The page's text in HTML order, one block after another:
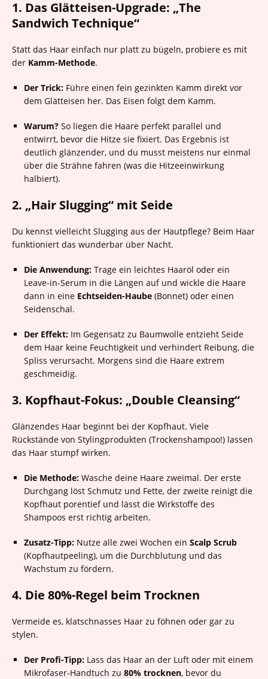
1. Das Glätteisen-Upgrade: „The
Sandwich Technique“
Statt das Haar einfach nur platt zu bügeln, probiere es mit
der Kamm-Methode.
Der Trick: Führe einen fein gezinkten Kamm direkt vor
dem Glätteisen her. Das Eisen folgt dem Kamm.
Warum? So liegen die Haare perfekt parallel und
entwirrt, bevor die Hitze sie fixiert. Das Ergebnis ist
deutlich glänzender, und du musst meistens nur einmal
über die Strähne fahren (was die Hitzeeinwirkung
halbiert).
2. „Hair Slugging“ mit Seide
Du kennst vielleicht Slugging aus der Hautpflege? Beim Haar
funktioniert das wunderbar über Nacht.
Die Anwendung: Trage ein leichtes Haaröl oder ein
Leave-in-Serum in die Längen auf und wickle die Haare
dann in eine Echtseiden-Haube (Bonnet) oder einen
Seidenschal.
Der Effekt: Im Gegensatz zu Baumwolle entzieht Seide
dem Haar keine Feuchtigkeit und verhindert Reibung, die
Spliss verursacht. Morgens sind die Haare extrem
geschmeidig.
3. Kopfhaut-Fokus: „Double Cleansing“
Glänzendes Haar beginnt bei der Kopfhaut. Viele
Rückstände von Stylingprodukten (Trockenshampoo!) lassen
das Haar stumpf wirken.
Die Methode: Wasche deine Haare zweimal. Der erste
Durchgang löst Schmutz und Fette, der zweite reinigt die
Kopfhaut porentief und lässt die Wirkstoffe des
Shampoos erst richtig arbeiten.
Zusatz-Tipp: Nutze alle zwei Wochen ein Scalp Scrub
(Kopfhautpeeling), um die Durchblutung und das
Wachstum zu fördern.
4. Die 80%-Regel beim Trocknen
Vermeide es, klatschnasses Haar zu föhnen oder gar zu
stylen.
Der Profi-Tipp: Lass das Haar an der Luft oder mit einem
Mikrofaser-Handtuch zu 80% trocknen, bevor du